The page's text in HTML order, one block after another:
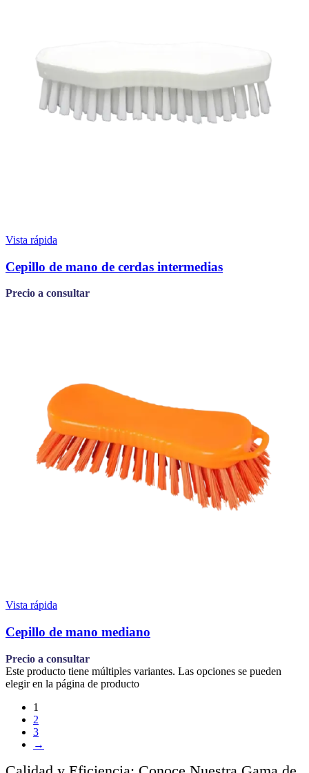
Vista rápida
Cepillo de mano de cerdas intermedias
Precio a consultar
Vista rápida
Cepillo de mano mediano
Precio a consultar
Este producto tiene múltiples variantes. Las opciones se pueden
elegir en la página de producto
1
2
3
→